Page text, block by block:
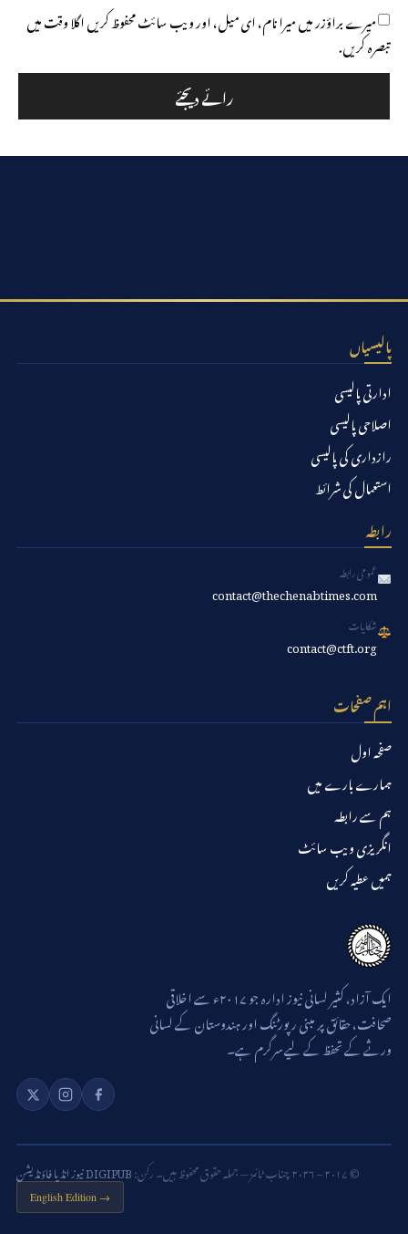
میرے براؤزر میں میرا نام، ای میل، اور ویب سائٹ محفوظ کریں اگلا وقت میں
تبصرہ کریں.
پالیسیاں
ادارتی پالیسی
اصلاحی پالیسی
رازداری کی پالیسی
استعمال کی شرائط
رابطہ
عمومی رابطہ
contact@thechenabtimes.com
شکایات
contact@ctft.org
اہم صفحات
صفحہ اول
ہمارے بارے میں
ہم سے رابطہ
انگریزی ویب سائٹ
ہمیں عطیہ کریں
ایک آزاد، کثیر لسانی نیوز ادارہ جو ۲۰۱۷ء سے اخلاقی
صحافت، حقائق پر مبنی رپورٹنگ اور ہندوستان کے لسانی
ورثے کے تحفظ کے لیے سرگرم ہے۔
DIGIPUB نیوز انڈیا فاؤنڈیشن
English Edition →